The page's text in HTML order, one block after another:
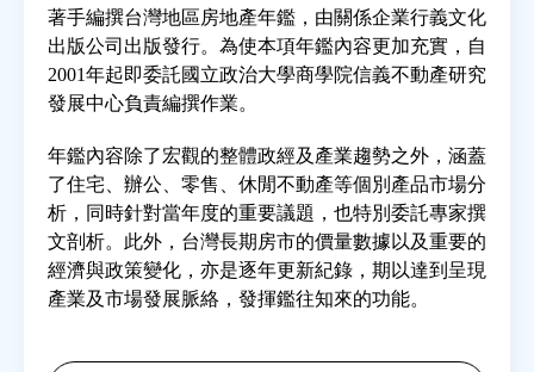
教育推廣
房市分析
研究獎勵
房地產年鑑
電子報
著手編撰台灣地區房地產年鑑，由關係企業行義文化
出版公司出版發行。為使本項年鑑內容更加充實，自
2001年起即委託國立政治大學商學院信義不動產研究
發展中心負責編撰作業。
年鑑內容除了宏觀的整體政經及產業趨勢之外，涵蓋
了住宅、辦公、零售、休閒不動產等個別產品市場分
析，同時針對當年度的重要議題，也特別委託專家撰
文剖析。此外，台灣長期房市的價量數據以及重要的
經濟與政策變化，亦是逐年更新紀錄，期以達到呈現
產業及市場發展脈絡，發揮鑑往知來的功能。